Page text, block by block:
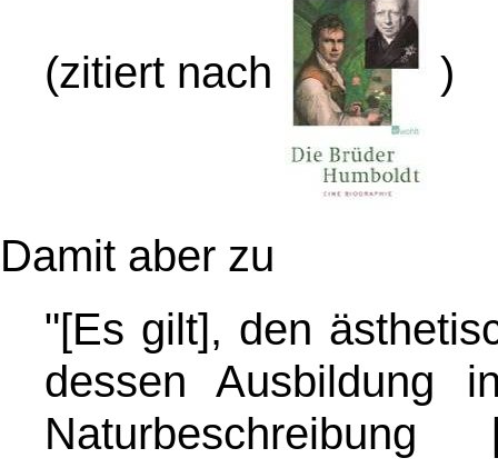
(zitiert nach )
Damit aber zu
"[Es gilt], den
dessen Ausbildung